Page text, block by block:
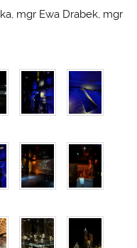
mgr Ewa Drabek, mgr